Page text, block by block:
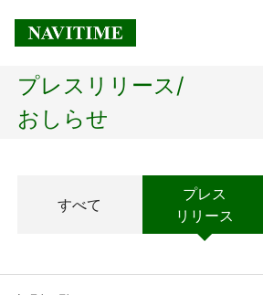
トップページ
経営理念
プレスリリース/
おしらせ
すべて
プレス
リリース